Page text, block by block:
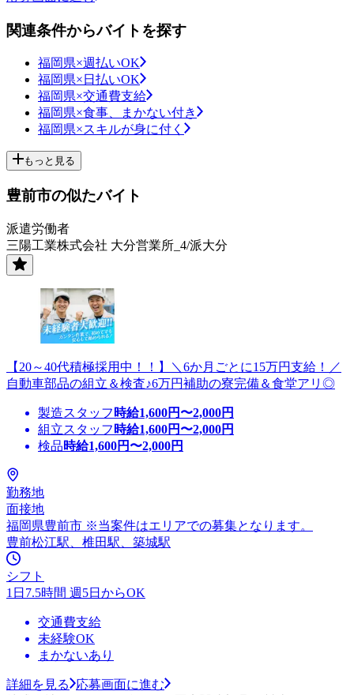
関連条件からバイトを探す
福岡県×週払いOK
福岡県×日払いOK
福岡県×交通費支給
福岡県×食事、まかない付き
福岡県×スキルが身に付く
もっと見る
豊前市の似たバイト
派遣労働者
三陽工業株式会社 大分営業所_4/派大分
【20～40代積極採用中！！】＼6か月ごとに15万円支給！／
自動車部品の組立＆検査♪6万円補助の寮完備＆食堂アリ◎
製造スタッフ 時給1,600円〜2,000円
組立スタッフ 時給1,600円〜2,000円
検品時給1,600円〜2,000円
勤務地
面接地
福岡県豊前市 ※当案件はエリアでの募集となります。
豊前松江駅、椎田駅、築城駅
シフト
1日7.5時間 週5日からOK
交通費支給
未経験OK
まかないあり
詳細を見る
応募画面に進む